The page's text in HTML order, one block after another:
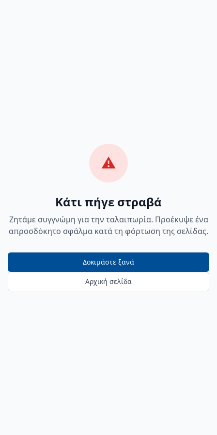
⚠️
Κάτι πήγε στραβά
Ζητάμε συγγνώμη για την ταλαιπωρία. Προέκυψε ένα
απροσδόκητο σφάλμα κατά τη φόρτωση της σελίδας.
Δοκιμάστε ξανά
Αρχική σελίδα